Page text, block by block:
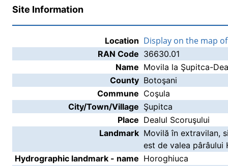
Site Information
Location Display on the map
RAN Code 36630.01
Name Movila la Şupitca-
County Botoşani
Commune Coşula
City/Town/Village Şupitca
Place Dealul Scoruşului
Landmark Movilă în extravilan,
est de valea pârâului
Hydrographic landmark - name Horoghiuca